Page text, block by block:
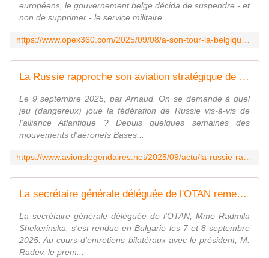
européens, le gouvernement belge décida de suspendre - et
non de supprimer - le service militaire
La Russie rapproche son aviation stratégique de la Finlande. - avionslegendaires.net
Le 9 septembre 2025, par Arnaud. On se demande à quel
jeu (dangereux) joue la fédération de Russie vis-à-vis de
l'alliance Atlantique ? Depuis quelques semaines des
mouvements d'aéronefs Bases...
La secrétaire générale déléguée de l'OTAN remercie la Bulgarie pour ses contributions à l'Alliance et pour l'organisation de l'exercice Bulgaria 2025
La secrétaire générale déléguée de l'OTAN, Mme Radmila
Shekerinska, s'est rendue en Bulgarie les 7 et 8 septembre
2025. Au cours d'entretiens bilatéraux avec le président, M.
Radev, le prem...